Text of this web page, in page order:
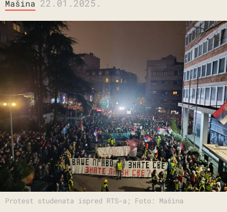
Mašina 22.01.2025.
Protest studenata ispred RTS-a; Foto: Mašina